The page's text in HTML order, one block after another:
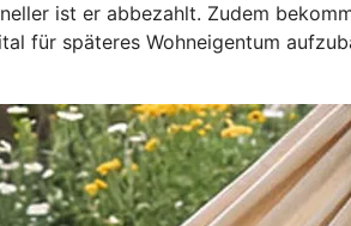
ist er abbezahlt. Zudem
für späteres Wohneigentum